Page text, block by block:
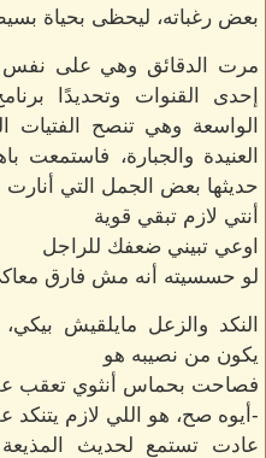
بعض رغباته، ليحظى بحياة
مرت الدقائق وهي على نفس
إحدى القنوات وتحديدًا
الواسعة وهي تنصح الفتيات
العنيدة والجبارة،
حديثها بعض الجمل التي أنارت
أنتي لازم تبقي قوية
اوعي تبيني ضعفك للراجل
لو حسسيته أنه مش فارق
النكد والزعل مايلقيش
يكون من نصيبه هو
فصاحت بحماس أنثوي تعقب
-أيوه صح، هو اللي لازم يتنكد
عادت تستمع لحديث